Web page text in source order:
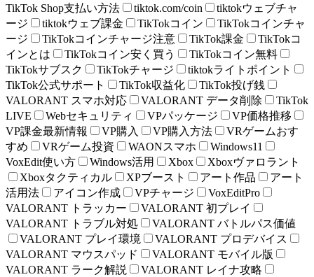
TikTok Shop支払い方法
tiktok.com/coin
tiktokウェブチャ
ージ
tiktokウェブ課金 TikTokコイン
TikTokコインチャ
ージ
TikTokコインチャージ注意 TikTok課金
TikTokコ
インとは
TikTokコイン安く買う
TikTokコイン無料
TikTokサブスク
TikTokチャージ
tiktokライトポイント
TikTok公式サポート
TikTok収益化
TikTok投げ銭
VALORANT スマホ対応
VALORANT データ削除
TikTok
LIVE
Webセキュリティ VPパッケージ
VP価格推移
VP課金最新情報
VP購入 VP購入方法
VRゲームおす
すめ
VRゲーム投資 WAONスマホ
Windows11
VoxEdit使い方
Windows活用 Xbox
Xboxヴァロラント
Xboxタクティカル
XPブースト アート作品
アート
活用法
アイコン作成 VPチャージ
VoxEditPro
VALORANT トラッカー
VALORANT 初プレイ
VALORANT トラブル対処
VALORANT バトルパス価値
VALORANT プレイ環境
VALORANT プロデバイス
VALORANT マウスパッド
VALORANT モバイル版
VALORANT ラーク解説
VALORANT レイナ攻略